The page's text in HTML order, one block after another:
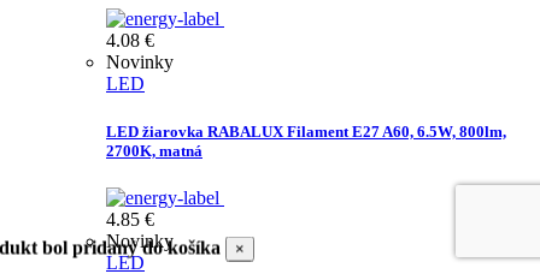
4.08 €
Novinky
LED
LED žiarovka RABALUX Filament E27 A60, 6.5W, 800lm,
2700K, matná
4.85 €
Novinky
LED
bol pridaný do košíka ×